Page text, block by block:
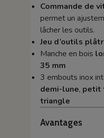
Commande de
permet un
lâcher les outils.
Jeu d’outils
Manche en bois
35 mm
3 embouts inox
demi-lune, petit
triangle
Avantages